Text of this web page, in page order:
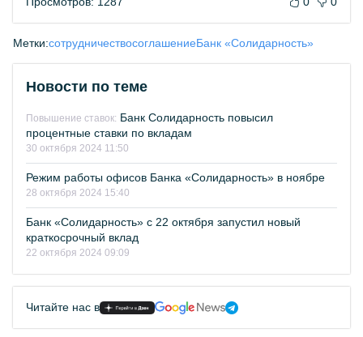
Метки:сотрудничествосоглашениеБанк «Солидарность»
Новости по теме
Повышение ставок: Банк Солидарность повысил
процентные ставки по вкладам
30 октября 2024 11:50
Режим работы офисов Банка «Солидарность» в ноябре
28 октября 2024 15:40
Банк «Солидарность» с 22 октября запустил новый
краткосрочный вклад
22 октября 2024 09:09
Читайте нас в